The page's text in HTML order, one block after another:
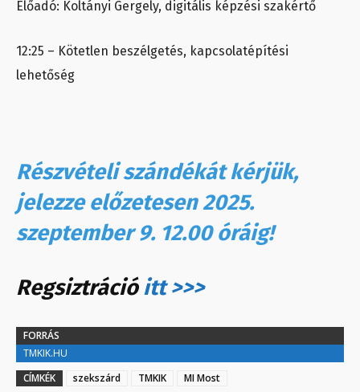
Előadó: Koltányi Gergely, digitális képzési szakértő
12:25 – Kötetlen beszélgetés, kapcsolatépítési
lehetőség
Részvételi szándékát kérjük,
jelezze előzetesen 2025.
szeptember 9. 12.00 óráig!
Regsiztrációitt >>>
FORRÁS
TMKIK.HU
CÍMKÉK
szekszárd TMKIK MI Most